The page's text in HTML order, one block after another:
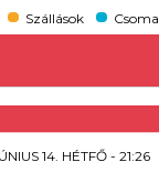
Szállások
14. HÉTFŐ - 21:26